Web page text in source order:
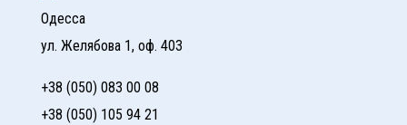
Одесса
ул. Желябова 1, оф. 403
+38 (050) 083 00 08
+38 (050) 105 94 21